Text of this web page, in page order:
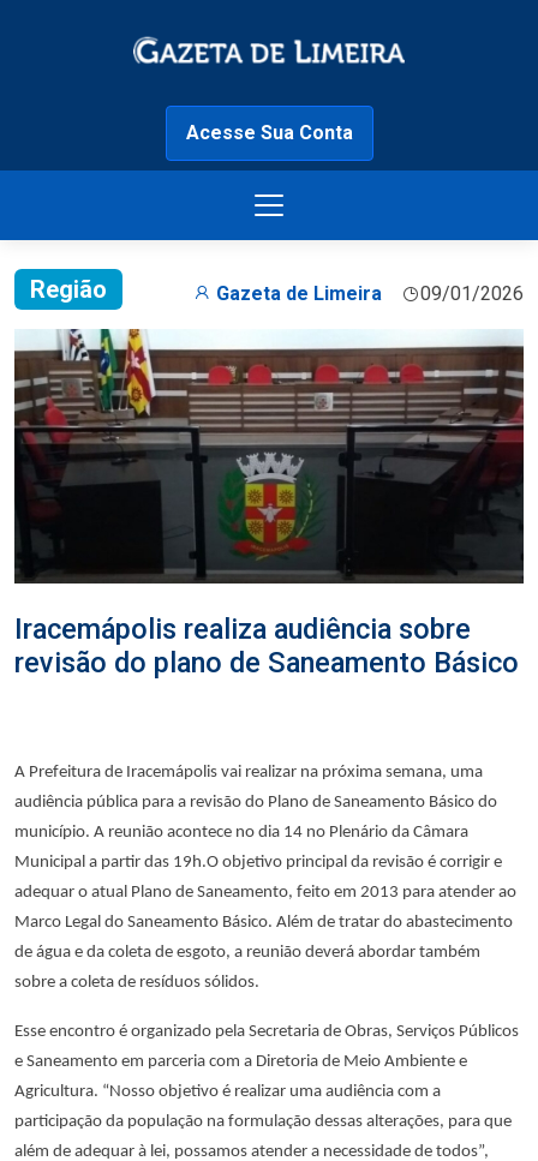
Acesse Sua Conta
Região Gazeta de Limeira 09/01/2026
Iracemápolis realiza audiência sobre
revisão do plano de Saneamento Básico
A Prefeitura de Iracemápolis vai realizar na próxima semana, uma
audiência pública para a revisão do Plano de Saneamento Básico do
município. A reunião acontece no dia 14 no Plenário da Câmara
Municipal a partir das 19h.O objetivo principal da revisão é corrigir e
adequar o atual Plano de Saneamento, feito em 2013 para atender ao
Marco Legal do Saneamento Básico. Além de tratar do abastecimento
de água e da coleta de esgoto, a reunião deverá abordar também
sobre a coleta de resíduos sólidos.
Esse encontro é organizado pela Secretaria de Obras, Serviços Públicos
e Saneamento em parceria com a Diretoria de Meio Ambiente e
Agricultura. “Nosso objetivo é realizar uma audiência com a
participação da população na formulação dessas alterações, para que
além de adequar à lei, possamos atender a necessidade de todos”,